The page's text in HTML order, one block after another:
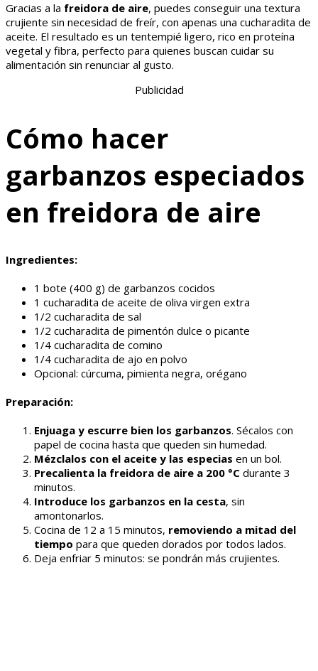
Gracias a la freidora de aire, puedes conseguir una textura
crujiente sin necesidad de freír, con apenas una cucharadita de
aceite. El resultado es un tentempié ligero, rico en proteína
vegetal y fibra, perfecto para quienes buscan cuidar su
alimentación sin renunciar al gusto.
Publicidad
Cómo hacer
garbanzos especiados
en freidora de aire
Ingredientes:
1 bote (400 g) de garbanzos cocidos
1 cucharadita de aceite de oliva virgen extra
1/2 cucharadita de sal
1/2 cucharadita de pimentón dulce o picante
1/4 cucharadita de comino
1/4 cucharadita de ajo en polvo
Opcional: cúrcuma, pimienta negra, orégano
Preparación:
Enjuaga y escurre bien los garbanzos. Sécalos con
papel de cocina hasta que queden sin humedad.
Mézclalos con el aceite y las especias en un bol.
Precalienta la freidora de aire a 200 °C durante 3
minutos.
Introduce los garbanzos en la cesta, sin
amontonarlos.
Cocina de 12 a 15 minutos, removiendo a mitad del
tiempo para que queden dorados por todos lados.
Deja enfriar 5 minutos: se pondrán más crujientes.